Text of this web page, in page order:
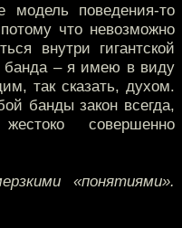
поведения-то
что невозможно
внутри гигантской
банда – я имею в виду
так сказать, духом.
банды закон всегда,
совершенно
«понятиями».